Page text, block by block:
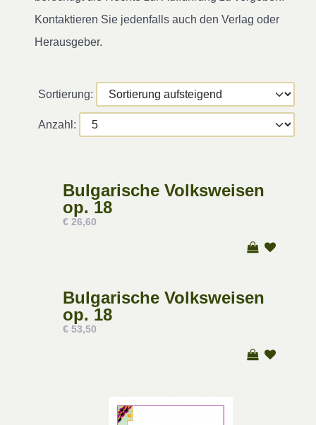
Kontaktieren Sie jedenfalls auch den Verlag oder
Herausgeber.
Sortierung:
Anzahl:
Bulgarische Volksweisen
op. 18
€ 26,60
Bulgarische Volksweisen
op. 18
€ 53,50